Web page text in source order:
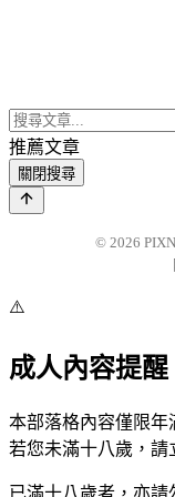
推薦文章
關閉搜尋
© 2026
⚠️
成人內容提醒
本部落格內容僅限年
若您未滿十八歲，請
已滿十八歲者，亦請